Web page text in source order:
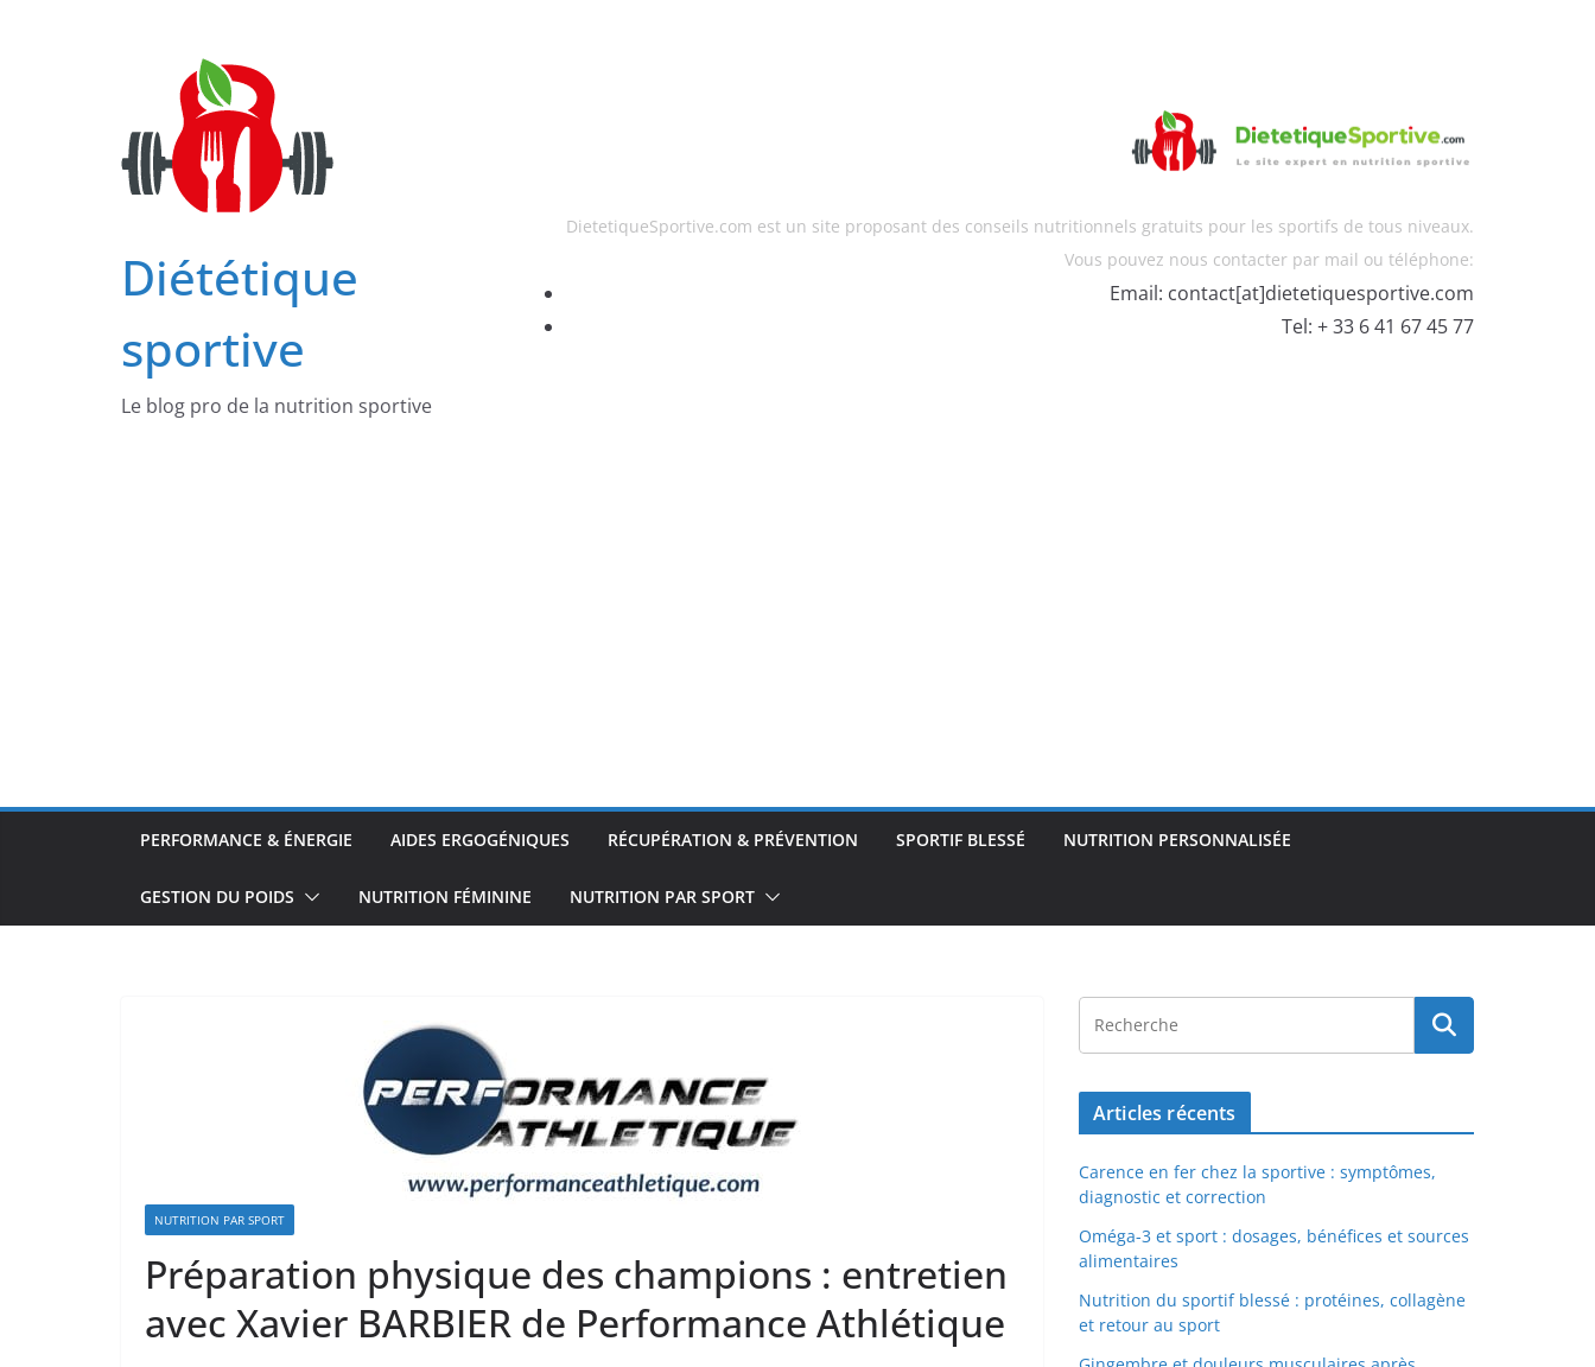
Diététique
sportive
Le blog pro de la nutrition sportive
DietetiqueSportive.com est un site proposant des conseils nutritionnels gratuits pour les sportifs de tous niveaux.
Vous pouvez nous contacter par mail ou téléphone:
Email: contact[at]dietetiquesportive.com
Tel: + 33 6 41 67 45 77
PERFORMANCE & ÉNERGIE AIDES ERGOGÉNIQUES RÉCUPÉRATION & PRÉVENTION SPORTIF BLESSÉ NUTRITION PERSONNALISÉE
GESTION DU POIDS NUTRITION FÉMININE NUTRITION PAR SPORT
NUTRITION PAR SPORT
Préparation physique des champions : entretien
avec Xavier BARBIER de Performance Athlétique
Articles récents
Carence en fer chez la sportive : symptômes,
diagnostic et correction
Oméga-3 et sport : dosages, bénéfices et sources
alimentaires
Nutrition du sportif blessé : protéines, collagène
et retour au sport